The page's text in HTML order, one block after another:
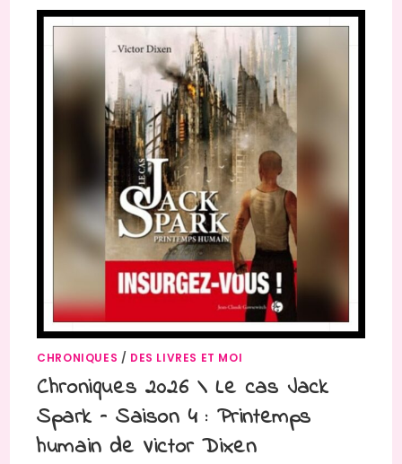
CHRONIQUES / DES LIVRES ET MOI
Chroniques 2026 \ Le cas Jack
Spark – Saison 4 : Printemps
humain de Victor Dixen